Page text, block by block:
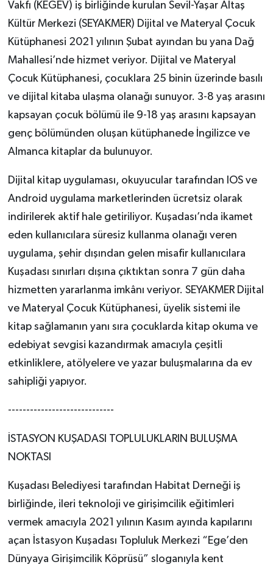
Vakfı (KEGEV) iş birliğinde kurulan Sevil-Yaşar Altaş
Kültür Merkezi (SEYAKMER) Dijital ve Materyal Çocuk
Kütüphanesi 2021 yılının Şubat ayından bu yana Dağ
Mahallesi’nde hizmet veriyor. Dijital ve Materyal
Çocuk Kütüphanesi, çocuklara 25 binin üzerinde basılı
ve dijital kitaba ulaşma olanağı sunuyor. 3-8 yaş arasını
kapsayan çocuk bölümü ile 9-18 yaş arasını kapsayan
genç bölümünden oluşan kütüphanede İngilizce ve
Almanca kitaplar da bulunuyor.
Dijital kitap uygulaması, okuyucular tarafından IOS ve
Android uygulama marketlerinden ücretsiz olarak
indirilerek aktif hale getiriliyor. Kuşadası’nda ikamet
eden kullanıcılara süresiz kullanma olanağı veren
uygulama, şehir dışından gelen misafir kullanıcılara
Kuşadası sınırları dışına çıktıktan sonra 7 gün daha
hizmetten yararlanma imkânı veriyor. SEYAKMER Dijital
ve Materyal Çocuk Kütüphanesi, üyelik sistemi ile
kitap sağlamanın yanı sıra çocuklarda kitap okuma ve
edebiyat sevgisi kazandırmak amacıyla çeşitli
etkinliklere, atölyelere ve yazar buluşmalarına da ev
sahipliği yapıyor.
-----------------------------
İSTASYON KUŞADASI TOPLULUKLARIN BULUŞMA
NOKTASI
Kuşadası Belediyesi tarafından Habitat Derneği iş
birliğinde, ileri teknoloji ve girişimcilik eğitimleri
vermek amacıyla 2021 yılının Kasım ayında kapılarını
açan İstasyon Kuşadası Topluluk Merkezi “Ege’den
Dünyaya Girişimcilik Köprüsü” sloganıyla kent